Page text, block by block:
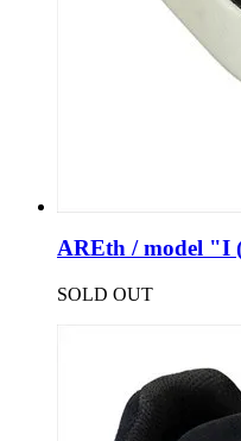
AREth / model "I
SOLD OUT